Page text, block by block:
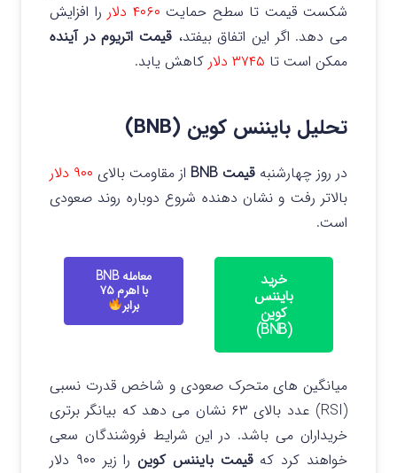
شکست قیمت تا سطح حمایت ۴۰۶۰ دلار
را افزایش
می دهد. اگر این اتفاق بیفتد، قیمت اتریوم در آینده
ممکن است تا ۳۷۴۵ دلار کاهش یابد.
تحلیل بایننس کوین (BNB)
در روز چهارشنبه قیمت BNB از مقاومت بالای ۹۰۰ دلار
بالاتر رفت و نشان دهنده شروع دوباره روند صعودی
است.
خرید
بایننس
کوین
(BNB)
معامله BNB
با اهرم ۷۵
برابر
میانگین های متحرک صعودی و شاخص قدرت نسبی
(RSI) عدد بالای ۶۳ نشان می دهد که بیانگر برتری
خریداران می باشد. در این شرایط فروشندگان سعی
خواهند کرد کهقیمت بایننس کوین
را زیر ۹۰۰ دلار